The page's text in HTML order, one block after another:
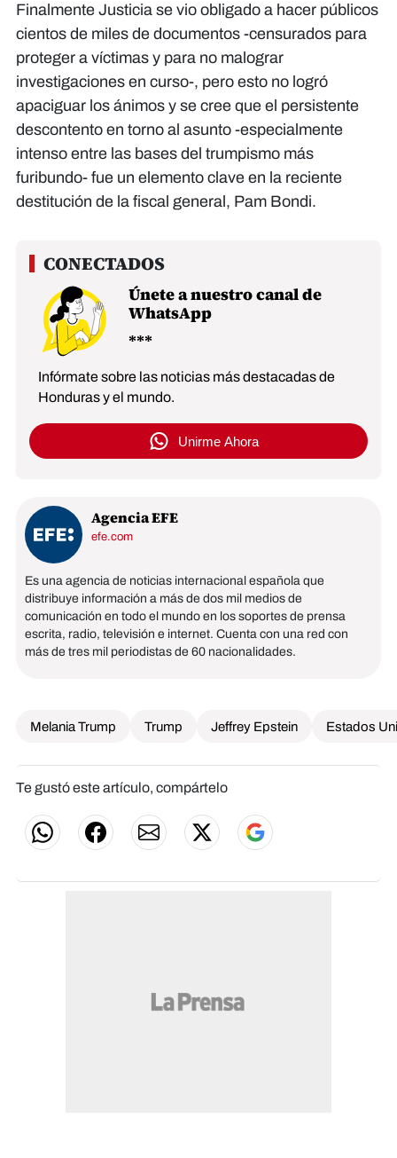
Finalmente Justicia se vio obligado a hacer públicos
cientos de miles de documentos -censurados para
proteger a víctimas y para no malograr
investigaciones en curso-, pero esto no logró
apaciguar los ánimos y se cree que el persistente
descontento en torno al asunto -especialmente
intenso entre las bases del trumpismo más
furibundo- fue un elemento clave en la reciente
destitución de la fiscal general, Pam Bondi.
Únete a nuestro canal de
WhatsApp
Infórmate sobre las noticias más destacadas de
Honduras y el mundo.
Unirme Ahora
Agencia EFE
efe.com
Es una agencia de noticias internacional española que
distribuye información a más de dos mil medios de
comunicación en todo el mundo en los soportes de prensa
escrita, radio, televisión e internet. Cuenta con una red con
más de tres mil periodistas de 60 nacionalidades.
Melania Trump Trump Jeffrey Epstein Estados
Te gustó este artículo, compártelo